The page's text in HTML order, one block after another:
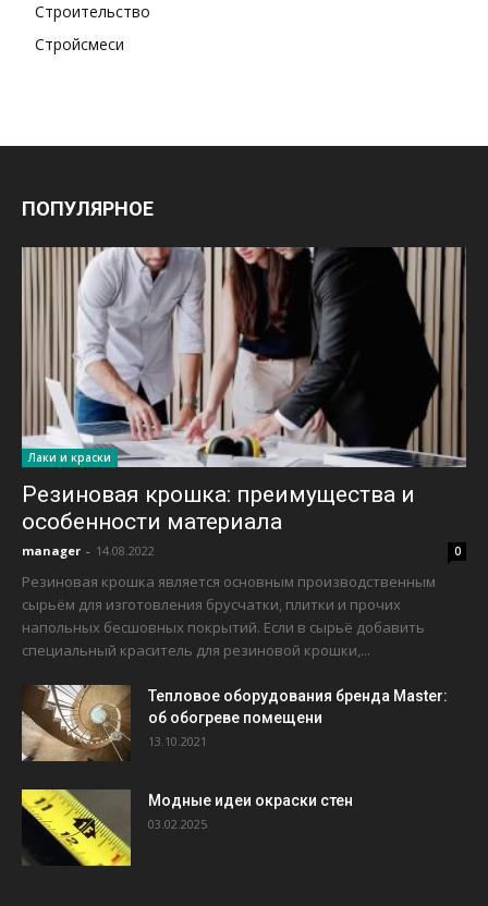
Строительство
Стройсмеси
ПОПУЛЯРНОЕ
Лаки и краски
Резиновая крошка: преимущества и
особенности материала
manager - 14.08.2022 0
Резиновая крошка является основным производственным
сырьём для изготовления брусчатки, плитки и прочих
напольных бесшовных покрытий. Если в сырьё добавить
специальный краситель для резиновой крошки,...
Тепловое оборудования бренда Master:
об обогреве помещени
13.10.2021
Модные идеи окраски стен
03.02.2025